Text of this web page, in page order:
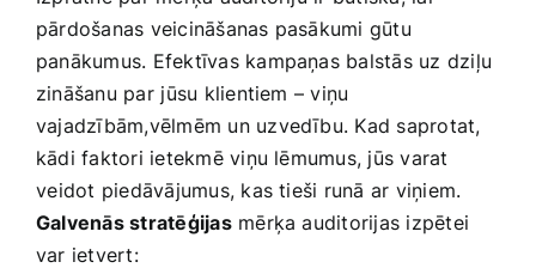
pārdošanas veicināšanas pasākumi gūtu
panākumus.‌ Efektīvas kampaņas balstās uz dziļu
zināšanu par ⁢jūsu klientiem – viņu
vajadzībām,vēlmēm un uzvedību. Kad saprotat,
kādi faktori ietekmē viņu lēmumus, jūs varat
⁤veidot piedāvājumus, kas tieši runā ar viņiem.
Galvenās stratēģijasmērķa auditorijas‌ izpētei
var ietvert: